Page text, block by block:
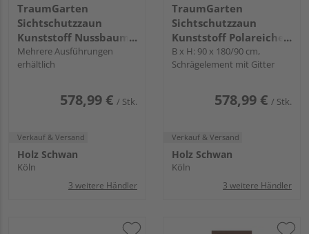
TraumGarten
Sichtschutzzaun
Kunststoff Nussbaum
"LONGLIFE RIVA"
Mehrere Ausführungen
erhältlich
578,99 € / Stk.
Verkauf & Versand
Holz Schwan
Köln
3 weitere Händler
TraumGarten
Sichtschutzzaun
Kunststoff Polareiche
"LONGLIFE RIVA"
B x H: 90 x 180/90 cm,
Schrägelement mit Gitter
578,99 € / Stk.
Verkauf & Versand
Holz Schwan
Köln
3 weitere Händler